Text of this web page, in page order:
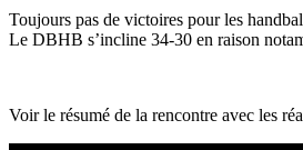
Toujours pas de victoires pour les
Le DBHB s’incline 34-30 en raison
Voir le résumé de la rencontre avec les